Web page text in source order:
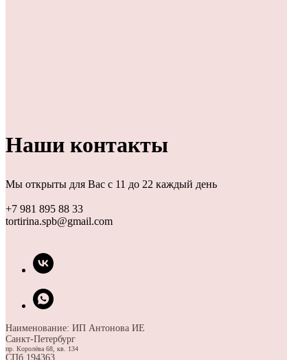
Наши контакты
Мы открыты для Вас с 11 до 22 каждый день
+7 981 895 88 33
tortirina.spb@gmail.com
Наименование: ИП Антонова ИЕ
Санкт-Петербург
пр. Королёва 68, кв. 134
СПб 194363